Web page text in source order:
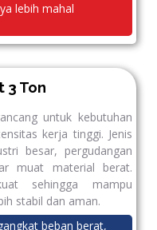
lebih mahal
3 Ton
untuk kebutuhan
kerja tinggi. Jenis
besar, pergudangan
muat material berat.
sehingga mampu
stabil dan aman.
beban berat,